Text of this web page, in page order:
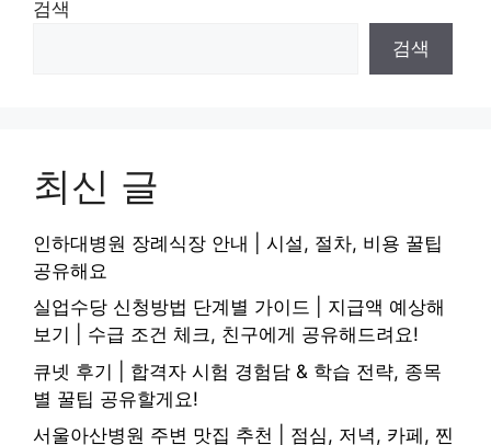
검색
검색
최신 글
인하대병원 장례식장 안내 | 시설, 절차, 비용 꿀팁
공유해요
실업수당 신청방법 단계별 가이드 | 지급액 예상해
보기 | 수급 조건 체크, 친구에게 공유해드려요!
큐넷 후기 | 합격자 시험 경험담 & 학습 전략, 종목
별 꿀팁 공유할게요!
서울아산병원 주변 맛집 추천 | 점심, 저녁, 카페, 찐